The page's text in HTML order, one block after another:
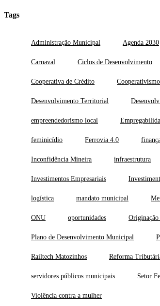
Tags
Administração Municipal Agenda 2030
Carnaval Ciclos de Desenvolvimento
Cooperativa de Crédito Cooperativismo
Desenvolvimento Territorial
empreendedorismo local
feminicídio Ferrovia 4.0
Inconfidência Mineira infraestrutura
Investimentos Empresariais
logística mandato municipal
ONU oportunidades Originação
Plano de Desenvolvimento Municipal
Railtech Matozinhos Reforma
servidores públicos municipais Setor
Violência contra a mulher